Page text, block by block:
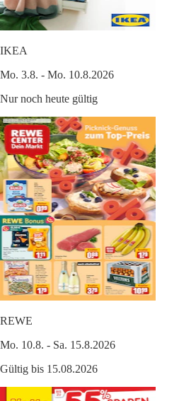
IKEA
Mo. 3.8. - Mo. 10.8.2026
Nur noch heute gültig
REWE
Mo. 10.8. - Sa. 15.8.2026
Gültig bis 15.08.2026